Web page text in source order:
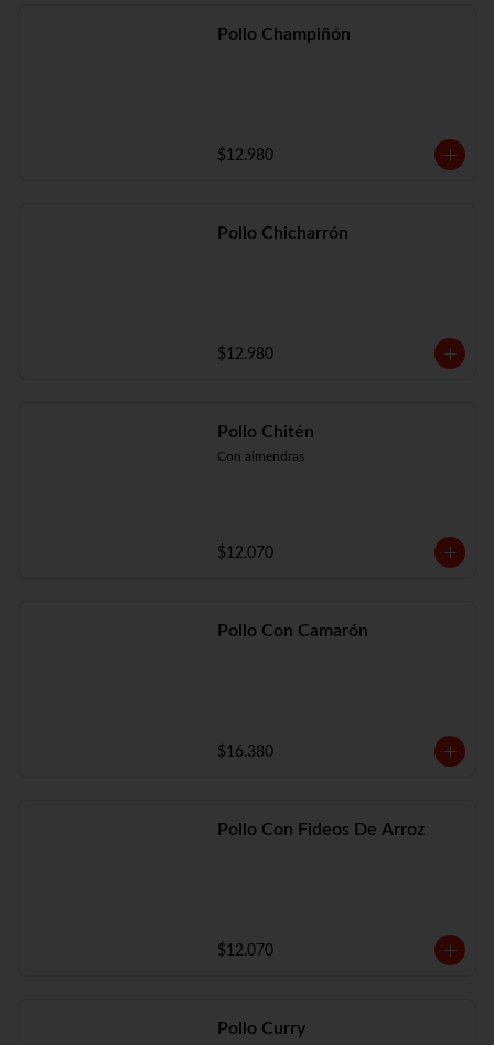
Pollo Champiñón
$12.980
Pollo Chicharrón
$12.980
Pollo Chitén
Con almendras
$12.070
Pollo Con Camarón
$16.380
Pollo Con Fideos De Arroz
$12.070
Pollo Curry